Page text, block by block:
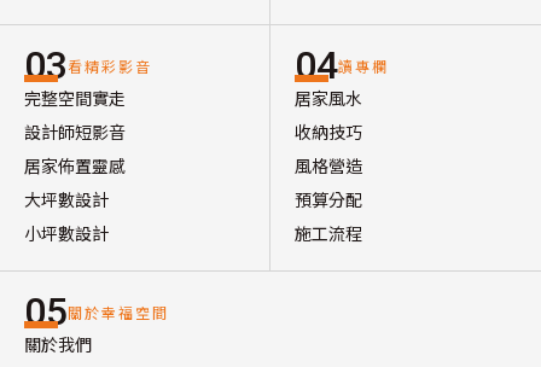
03看精彩影音
完整空間實走
設計師短影音
居家佈置靈感
大坪數設計
小坪數設計
04讀專欄
居家風水
收納技巧
風格營造
預算分配
施工流程
05關於幸福空間
關於我們